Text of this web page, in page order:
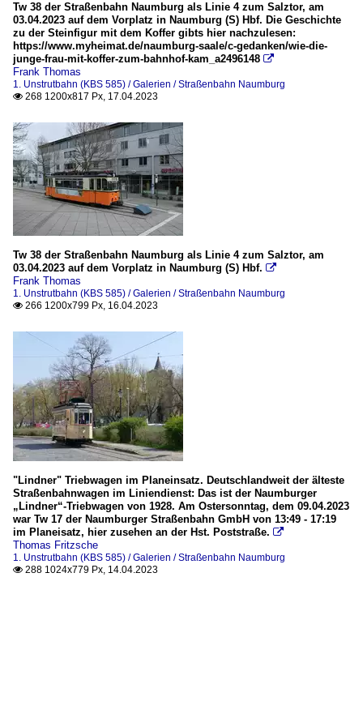
Tw 38 der Straßenbahn Naumburg als Linie 4 zum Salztor, am
03.04.2023 auf dem Vorplatz in Naumburg (S) Hbf. Die Geschichte
zu der Steinfigur mit dem Koffer gibts hier nachzulesen:
https://www.myheimat.de/naumburg-saale/c-gedanken/wie-die-
junge-frau-mit-koffer-zum-bahnhof-kam_a2496148 
Frank Thomas
1. Unstrutbahn (KBS 585) / Galerien / Straßenbahn Naumburg
 268 1200x817 Px, 17.04.2023
Tw 38 der Straßenbahn Naumburg als Linie 4 zum Salztor, am
03.04.2023 auf dem Vorplatz in Naumburg (S) Hbf. 
Frank Thomas
1. Unstrutbahn (KBS 585) / Galerien / Straßenbahn Naumburg
 266 1200x799 Px, 16.04.2023
"Lindner" Triebwagen im Planeinsatz. Deutschlandweit der älteste
Straßenbahnwagen im Liniendienst: Das ist der Naumburger
„Lindner“-Triebwagen von 1928. Am Ostersonntag, dem 09.04.2023
war Tw 17 der Naumburger Straßenbahn GmbH von 13:49 - 17:19
im Planeisatz, hier zusehen an der Hst. Poststraße. 
Thomas Fritzsche
1. Unstrutbahn (KBS 585) / Galerien / Straßenbahn Naumburg
 288 1024x779 Px, 14.04.2023